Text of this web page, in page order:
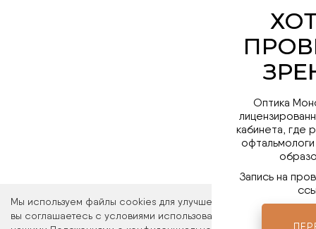
Мы используем файлы cookies для улучшения работы сайта.
вы соглашаетесь с условиями использования файлов cookies.
Оптика
кабинета, где
Запись на